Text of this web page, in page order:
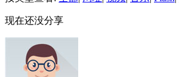
现在还没分享